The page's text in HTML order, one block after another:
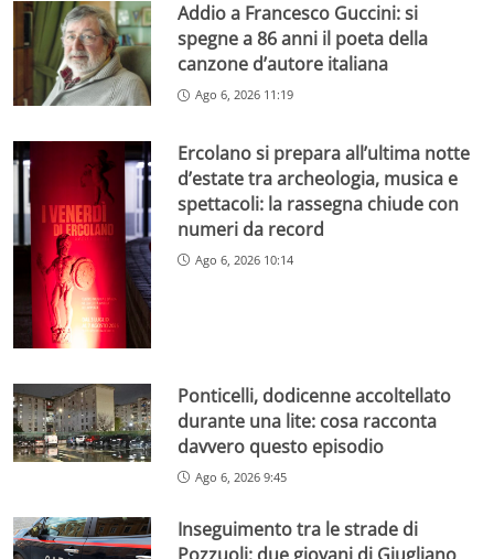
Addio a Francesco Guccini: si
spegne a 86 anni il poeta della
canzone d’autore italiana
Ago 6, 2026 11:19
Ercolano si prepara all’ultima notte
d’estate tra archeologia, musica e
spettacoli: la rassegna chiude con
numeri da record
Ago 6, 2026 10:14
Ponticelli, dodicenne accoltellato
durante una lite: cosa racconta
davvero questo episodio
Ago 6, 2026 9:45
Inseguimento tra le strade di